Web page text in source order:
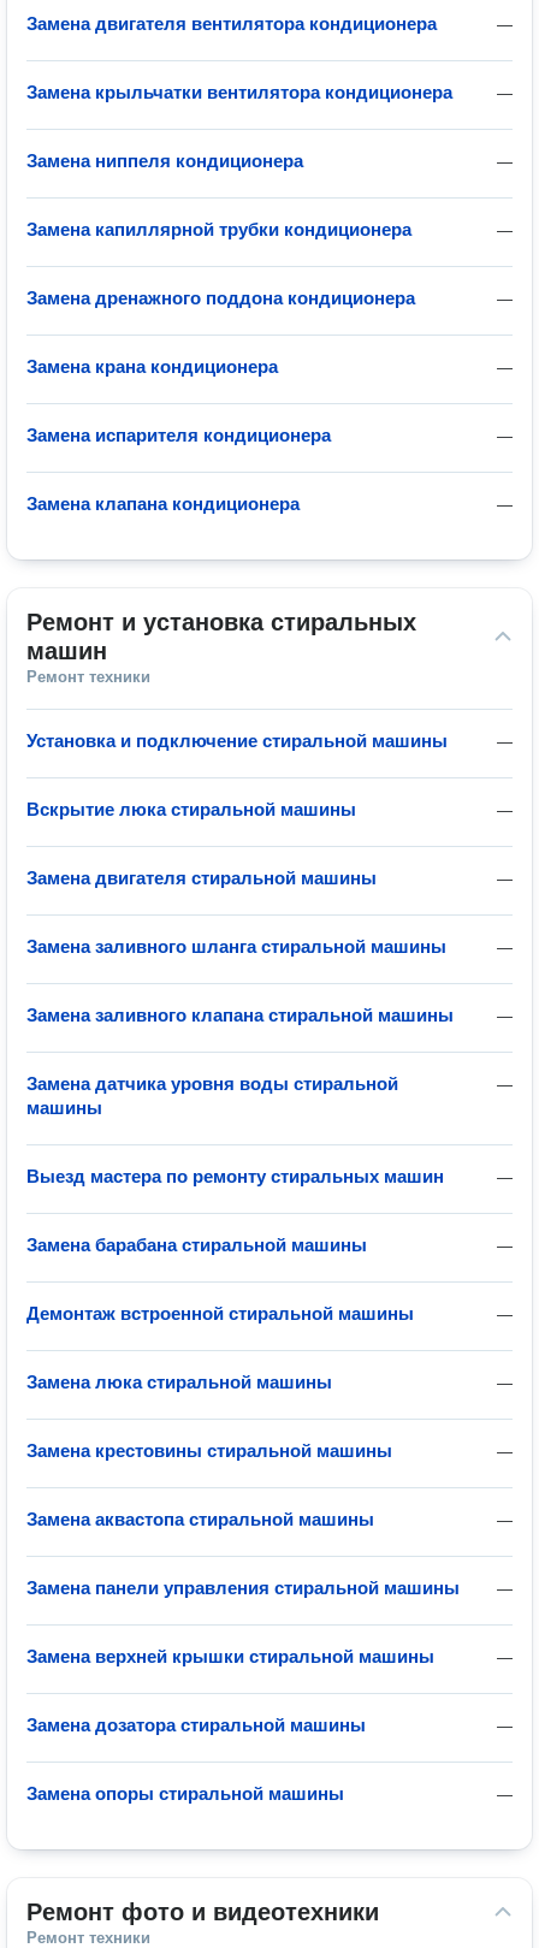
—
Замена двигателя вентилятора кондиционера
—
Замена крыльчатки вентилятора кондиционера
—
Замена ниппеля кондиционера
—
Замена капиллярной трубки кондиционера
—
Замена дренажного поддона кондиционера
—
Замена крана кондиционера
—
Замена испарителя кондиционера
—
Замена клапана кондиционера
Ремонт и установка стиральных
машин
Ремонт техники
—
Установка и подключение стиральной машины
—
Вскрытие люка стиральной машины
—
Замена двигателя стиральной машины
—
Замена заливного шланга стиральной машины
—
Замена заливного клапана стиральной машины
—
Замена датчика уровня воды стиральной
машины
—
Выезд мастера по ремонту стиральных машин
—
Замена барабана стиральной машины
—
Демонтаж встроенной стиральной машины
—
Замена люка стиральной машины
—
Замена крестовины стиральной машины
—
Замена аквастопа стиральной машины
—
Замена панели управления стиральной машины
—
Замена верхней крышки стиральной машины
—
Замена дозатора стиральной машины
—
Замена опоры стиральной машины
Ремонт фото и видеотехники
Ремонт техники